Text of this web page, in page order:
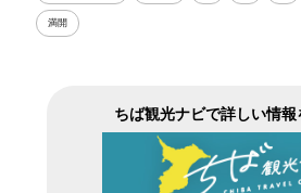
満開
ちば観光ナビで詳しい情報